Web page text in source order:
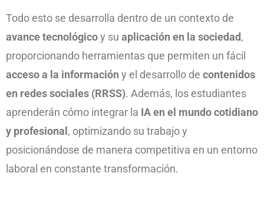
Todo esto se desarrolla dentro de un contexto de
avance tecnológicoy su aplicación en la sociedad,
proporcionando herramientas que permiten un fácil
acceso a la información y el desarrollo de contenidos
en redes sociales (RRSS). Además, los estudiantes
aprenderán cómo integrar la IA en el mundo cotidiano
y profesional , optimizando su trabajo y
posicionándose de manera competitiva en un entorno
laboral en constante transformación.